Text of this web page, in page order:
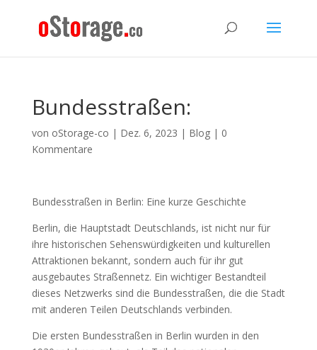
Bundesstraßen:
von oStorage-co | Dez. 6, 2023 | Blog| 0
Kommentare
Bundesstraßen in Berlin: Eine kurze Geschichte
Berlin, die Hauptstadt Deutschlands, ist nicht nur für
ihre historischen Sehenswürdigkeiten und kulturellen
Attraktionen bekannt, sondern auch für ihr gut
ausgebautes Straßennetz. Ein wichtiger Bestandteil
dieses Netzwerks sind die Bundesstraßen, die die Stadt
mit anderen Teilen Deutschlands verbinden.
Die ersten Bundesstraßen in Berlin wurden in den